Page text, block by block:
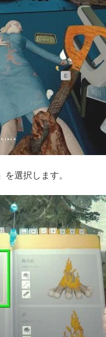
選択します。